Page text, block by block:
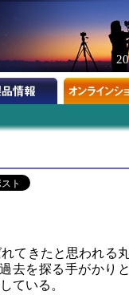
てきたと思われる
去を探る手がかり
ている。